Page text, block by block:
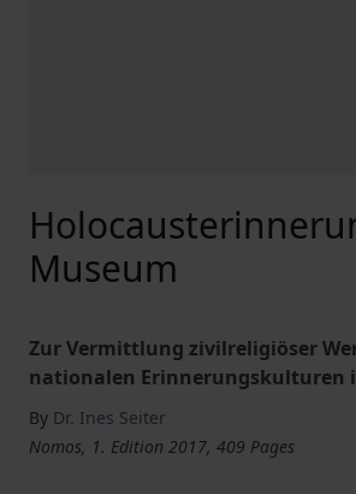
Museum
Zur Vermittlung zivilreligiöser
nationalen Erinnerungskulturen
By Dr. Ines Seiter
Nomos, 1. Edition 2017, 409 Pages